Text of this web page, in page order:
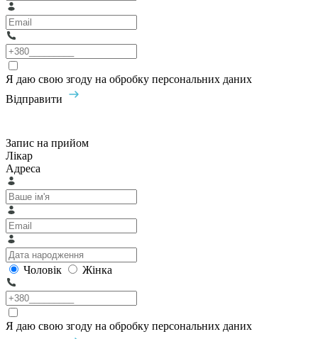
Я даю свою згоду на обробку персональних даних
Відправити
Запис на прийом
Лікар
Адреса
Чоловік Жінка
Я даю свою згоду на обробку персональних даних